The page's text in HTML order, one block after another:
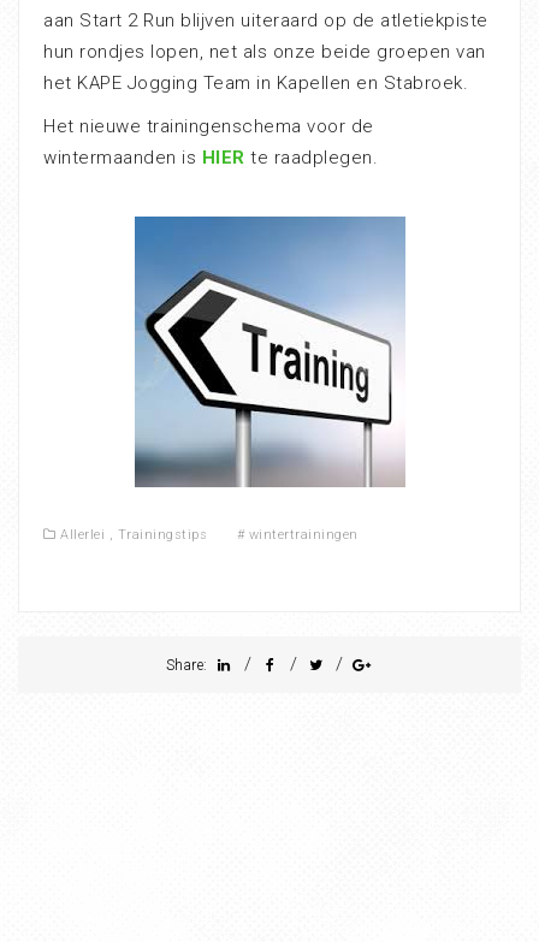
aan Start 2 Run blijven uiteraard op de atletiekpiste
hun rondjes lopen, net als onze beide groepen van
het KAPE Jogging Team in Kapellen en Stabroek.
Het nieuwe trainingenschema voor de
wintermaanden is HIER te raadplegen.
Allerlei , Trainingstips # wintertrainingen
Share: / / /